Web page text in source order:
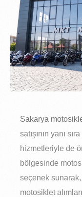
Sakarya
satışının yanı
hizmetleriyle de
bölgesinde
seçenek
motosiklet